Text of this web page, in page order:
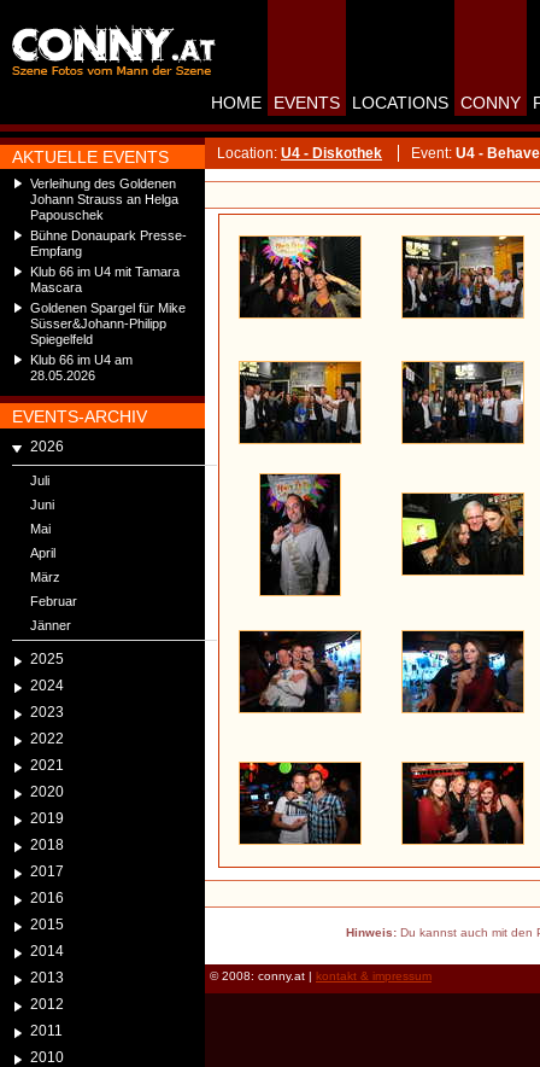
AKTUELLE EVENTS
Verleihung des Goldenen
Johann Strauss an Helga
Papouschek
Bühne Donaupark Presse-
Empfang
Klub 66 im U4 mit Tamara
Mascara
Goldenen Spargel für Mike
Süsser&Johann-Philipp
Spiegelfeld
Klub 66 im U4 am
28.05.2026
EVENTS-ARCHIV
2026
Juli
Juni
Mai
April
März
Februar
Jänner
2025
2024
2023
2022
2021
2020
2019
2018
2017
2016
2015
2014
2013
2012
2011
2010
HOME EVENTS LOCATIONS CONNY
Location: U4 - Diskothek Event: U4 -
Hinweis:Du kannst auch mit den
© 2008: conny.at | kontakt & impressum